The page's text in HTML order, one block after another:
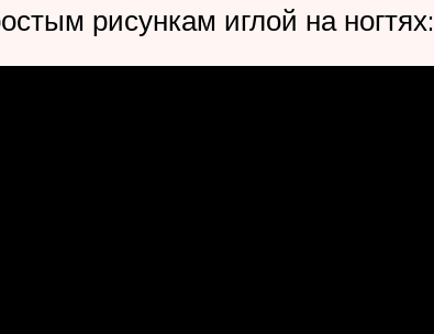
рисункам иглой на ногтях: